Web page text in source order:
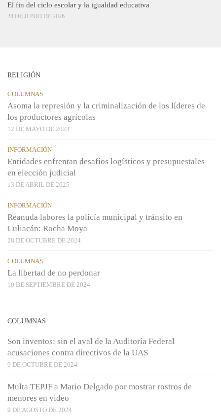
El fin del ciclo escolar y la igualdad educativa
28 DE JUNIO DE 2026
RELIGIÓN
COLUMNAS
Asoma la represión y la criminalización de los líderes de
los productores agrícolas
12 DE MAYO DE 2023
INFORMACIÓN
Entidades enfrentan desafíos logísticos y presupuestales
en elección judicial
13 DE ABRIL DE 2025
INFORMACIÓN
Reanuda labores la policía municipal y tránsito en
Culiacán: Rocha Moya
28 DE OCTUBRE DE 2024
COLUMNAS
La libertad de no perdonar
10 DE SEPTIEMBRE DE 2024
COLUMNAS
Son inventos: sin el aval de la Auditoría Federal
acusaciones contra directivos de la UAS
9 DE OCTUBRE DE 2024
Multa TEPJF a Mario Delgado por mostrar rostros de
menores en video
9 DE AGOSTO DE 2024